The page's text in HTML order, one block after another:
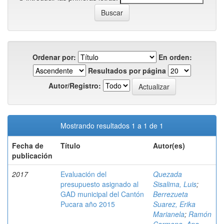
Ordenar por:
En orden:
Resultados por página
Autor/Registro:
Mostrando resultados 1 a 1 de 1
Fecha de
publicación
Título Autor(es)
2017
Evaluación del
presupuesto asignado al
GAD municipal del Cantón
Pucara año 2015
Quezada
Sisalima, Luis;
Berrezueta
Suarez, Erika
Marianela; Ramón